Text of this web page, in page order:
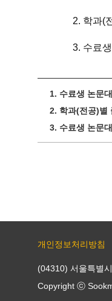
2. 학과(전
3. 수료생
1. 수료생 논문
2. 학과(전공)별
3. 수료생 논문
개인정보처리방침
(04310) 서울특별
Copyright ⓒ